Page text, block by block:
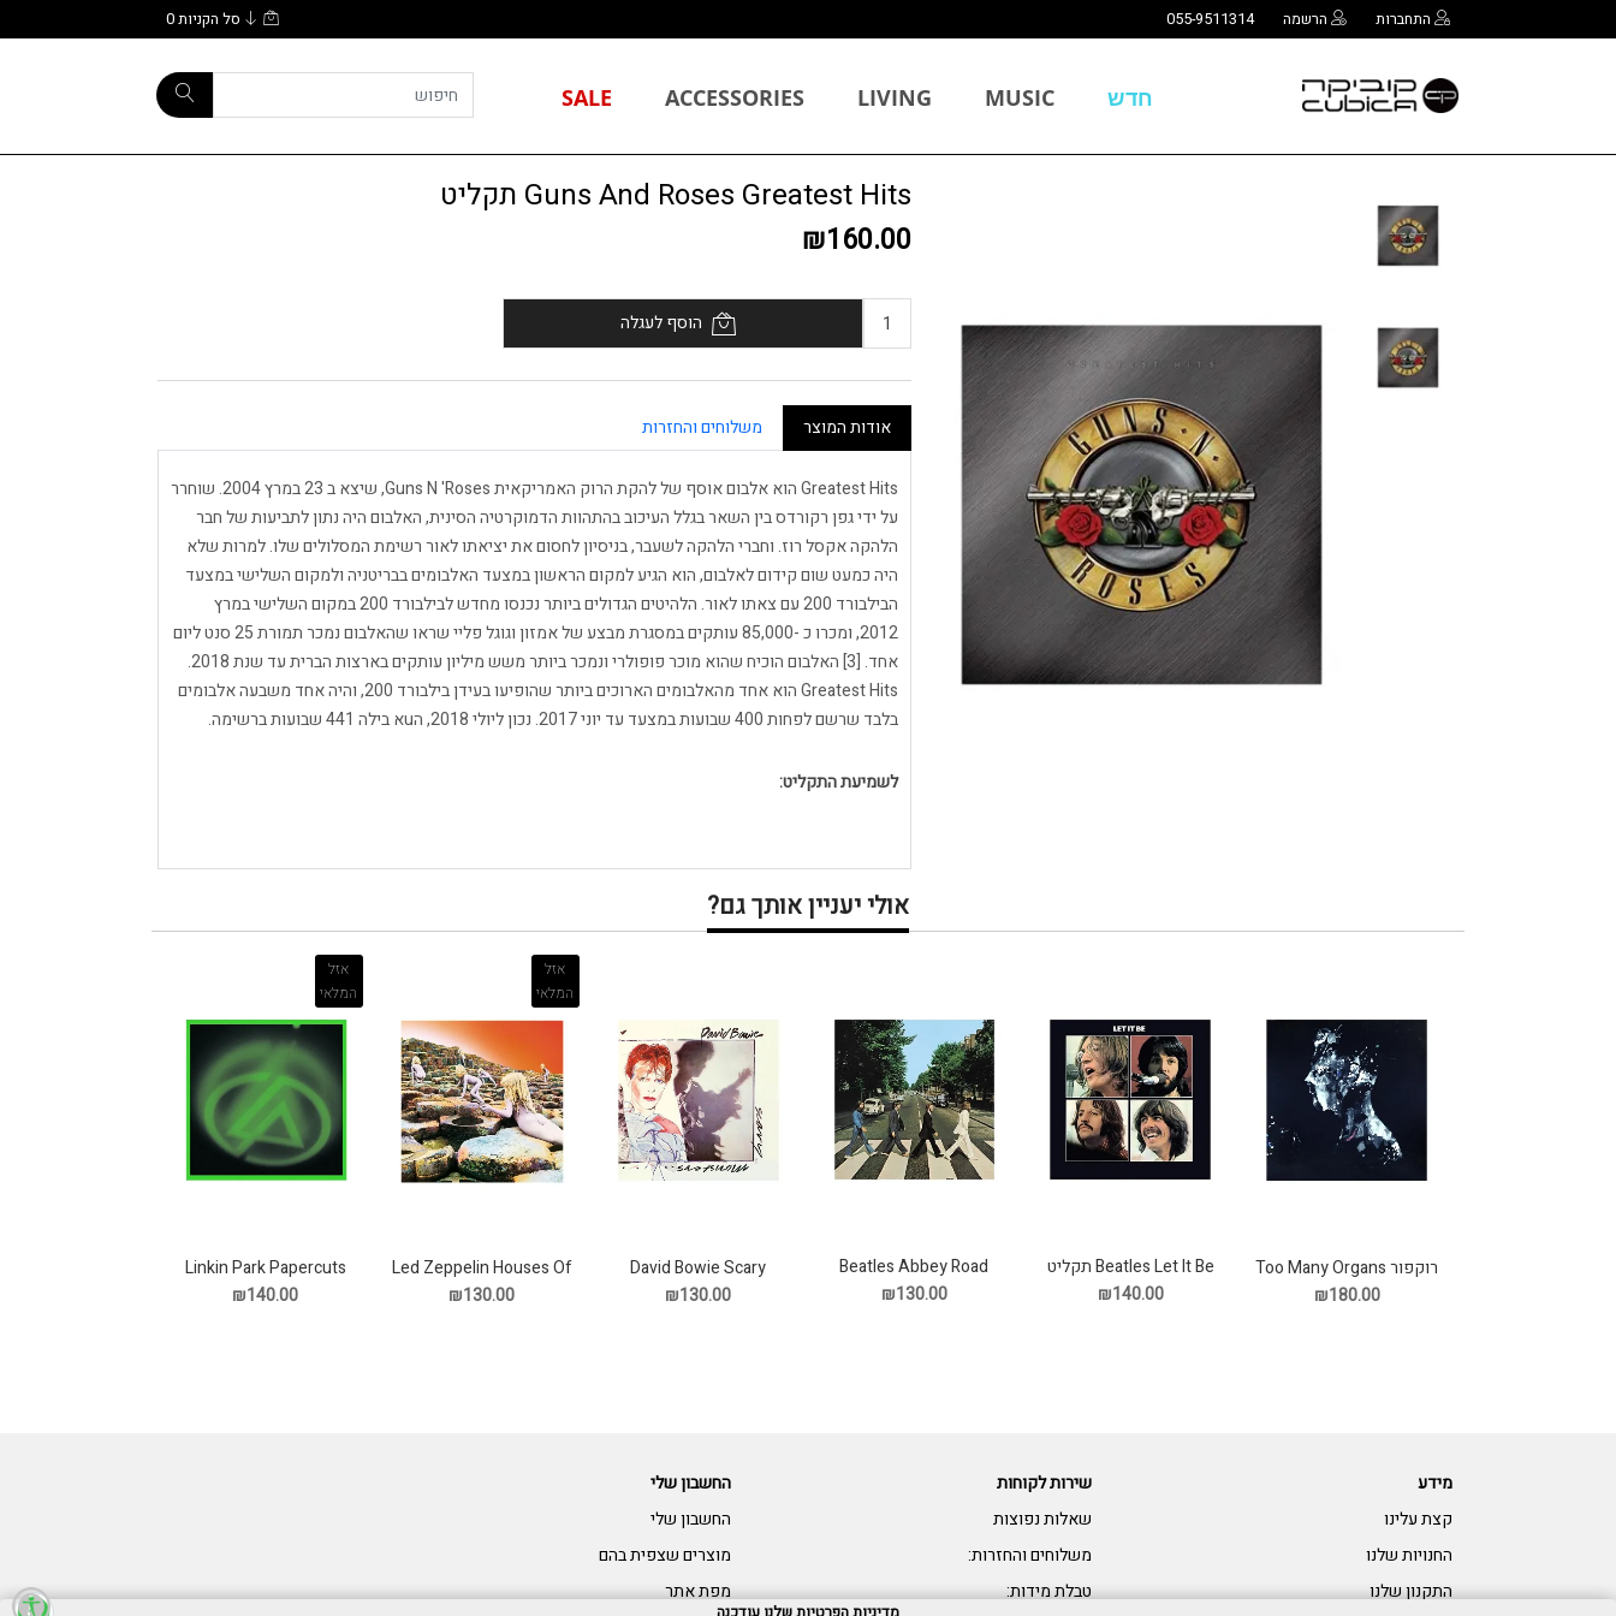
התחברות הרשמה 055-9511314 סל הקניות0
חדש MUSIC
LIVING
ACCESSORIES
SALE
Guns And Roses Greatest Hits תקליט
₪160.00
הוסף לעגלה
אודות המוצר משלוחים והחזרות
Greatest Hits הוא אלבום אוסף של להקת הרוק האמריקאית Guns N 'Roses, שיצא ב 23 במרץ 2004. שוחרר
על ידי גפן רקורדס בין השאר בגלל העיכוב בהתהוות הדמוקרטיה הסינית, האלבום היה נתון לתביעות של חבר
הלהקה אקסל רוז. וחברי הלהקה לשעבר, בניסיון לחסום את יציאתו לאור רשימת המסלולים שלו. למרות שלא
היה כמעט שום קידום לאלבום, הוא הגיע למקום הראשון במצעד האלבומים בבריטניה ולמקום השלישי במצעד
הבילבורד 200 עם צאתו לאור. הלהיטים הגדולים ביותר נכנסו מחדש לבילבורד 200 במקום השלישי במרץ
2012, ומכרו כ -85,000 עותקים במסגרת מבצע של אמזון וגוגל פליי שראו שהאלבום נמכר תמורת 25 סנט ליום
אחד. [3] האלבום הוכיח שהוא מוכר פופולרי ונמכר ביותר משש מיליון עותקים בארצות הברית עד שנת 2018.
Greatest Hits הוא אחד מהאלבומים הארוכים ביותר שהופיעו בעידן בילבורד 200, והיה אחד משבעה אלבומים
בלבד שרשם לפחות 400 שבועות במצעד עד יוני 2017. נכון ליולי 2018, הuא בילה 441 שבועות ברשימה.
לשמיעת התקליט:
אולי יעניין אותך גם?
רוקפור Too Many Organs
תקליט
₪180.00
Beatles Let It Be תקליט
₪140.00
Beatles Abbey Road
תקליט
₪130.00
David Bowie Scary
Monsters תקליט
₪130.00
אזל
המלאי
Led Zeppelin Houses Of
The Holy תקליט
₪130.00
אזל
המלאי
Linkin Park Papercuts
תקליט
₪140.00
מידע
קצת עלינו
החנויות שלנו
התקנון שלנו
שירות לקוחות
שאלות נפוצות
משלוחים והחזרות:
טבלת מידות:
החשבון שלי
החשבון שלי
מוצרים שצפית בהם
מפת אתר